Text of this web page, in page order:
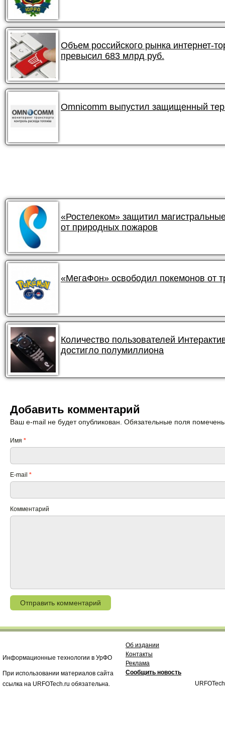
Объем российского рынка интернет-
превысил 683 млрд руб.
Omnicomm выпустил защищенный
«Ростелеком» защитил
от природных пожаров
«МегаФон» освободил покемонов от
Количество пользователей
достигло полумиллиона
Добавить комментарий
Ваш e-mail не будет опубликован. Обязательные поля
Имя *
E-mail *
Комментарий
Информационные технологии в УрФО
При использовании материалов сайта
ссылка на URFOTech.ru обязательна.
Об издании
Контакты
Реклама
Сообщить новость